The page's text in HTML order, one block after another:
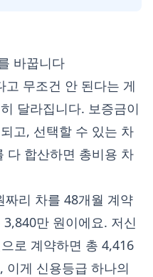
바꿉니다
고 무조건 안 된다는 게
달라집니다. 보증금이
고, 선택할 수 있는 차
다 합산하면 총비용 차
짜리 차를 48개월 계약
만 원이에요. 저신
로 계약하면 총 4,416
이게 신용등급 하나의